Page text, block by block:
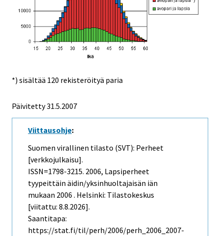
*) sisältää 120 rekisteröityä paria
Päivitetty31.5.2007
Viittausohje:
Suomen virallinen tilasto (SVT): Perheet
[verkkojulkaisu].
ISSN=1798-3215. 2006, Lapsiperheet
tyypeittäin äidin/yksinhuoltajaisän iän
mukaan 2006 . Helsinki: Tilastokeskus
[viitattu: 8.8.2026].
Saantitapa:
https://stat.fi/til/perh/2006/perh_2006_2007-